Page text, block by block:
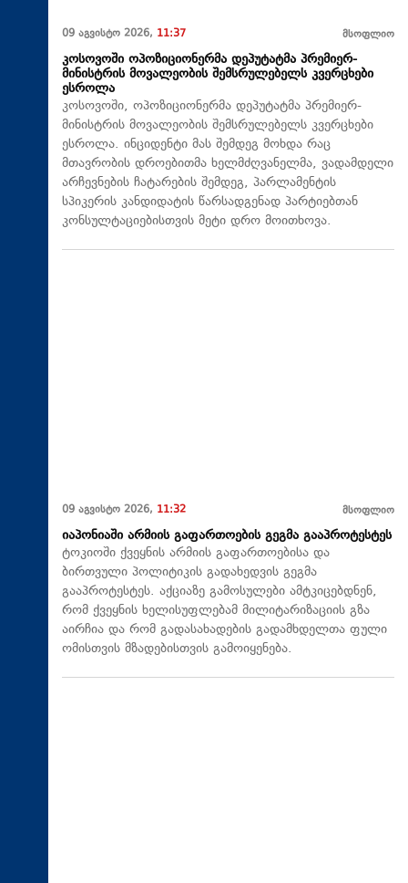
09 აგვისტო 2026, 11:37 მსოფლიო
კოსოვოში ოპოზიციონერმა დეპუტატმა პრემიერ-
მინისტრის მოვალეობის შემსრულებელს კვერცხები
ესროლა
კოსოვოში, ოპოზიციონერმა დეპუტატმა პრემიერ-
მინისტრის მოვალეობის შემსრულებელს კვერცხები
ესროლა. ინციდენტი მას შემდეგ მოხდა რაც
მთავრობის დროებითმა ხელმძღვანელმა, ვადამდელი
არჩევნების ჩატარების შემდეგ, პარლამენტის
სპიკერის კანდიდატის წარსადგენად პარტიებთან
კონსულტაციებისთვის მეტი დრო მოითხოვა.
09 აგვისტო 2026, 11:32 მსოფლიო
იაპონიაში არმიის გაფართოების გეგმა გააპროტესტეს
ტოკიოში ქვეყნის არმიის გაფართოებისა და
ბირთვული პოლიტიკის გადახედვის გეგმა
გააპროტესტეს. აქციაზე გამოსულები ამტკიცებდნენ,
რომ ქვეყნის ხელისუფლებამ მილიტარიზაციის გზა
აირჩია და რომ გადასახადების გადამხდელთა ფული
ომისთვის მზადებისთვის გამოიყენება.